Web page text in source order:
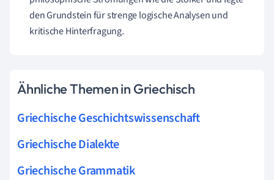
den Grundstein für strenge logische Analysen und
kritische Hinterfragung.
Ähnliche Themen in Griechisch
Griechische Geschichtswissenschaft
Griechische Dialekte
Griechische Grammatik